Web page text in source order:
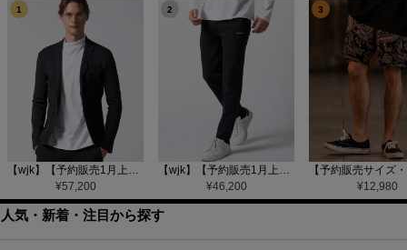
1
【wjk】【予約販売1月上旬～中旬入荷】function knit jacket(jacquard check) ニットジャケット(207 mw08j)
¥57,200
2
【wjk】【予約販売1月上旬～中旬入荷】function knit easy slacks(jacquard check) ニットイージーパンツ(504 mw08j)
¥46,200
3
¥12,980
人気・新着・注目から探す